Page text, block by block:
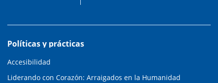
Políticas y prácticas
Accesibilidad
Liderando con Corazón: Arraigados en la Humanidad